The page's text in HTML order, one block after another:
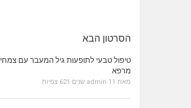
הסרטון הבא
טיפול טבעי לתופעות גיל המעבר עם צמחי
מרפא
מאת admin 11 שנים 621 צפיות